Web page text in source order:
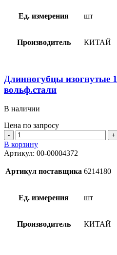
вольф.стали
Ед. измерения шт
Производитель КИТАЙ
Длинногубцы изогнутые
вольф.стали
В наличии
Цена по запросу
Количество
товара
Длинногубцы
изогнутые
180мм
вольф.стали
В корзину
Артикул: 00-00004372
Артикул поставщика 6214180
Ед. измерения шт
Производитель КИТАЙ